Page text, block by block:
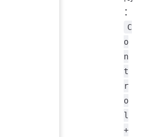
：
C
o
n
t
r
o
l
+